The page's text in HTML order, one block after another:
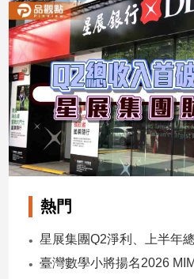
熱門